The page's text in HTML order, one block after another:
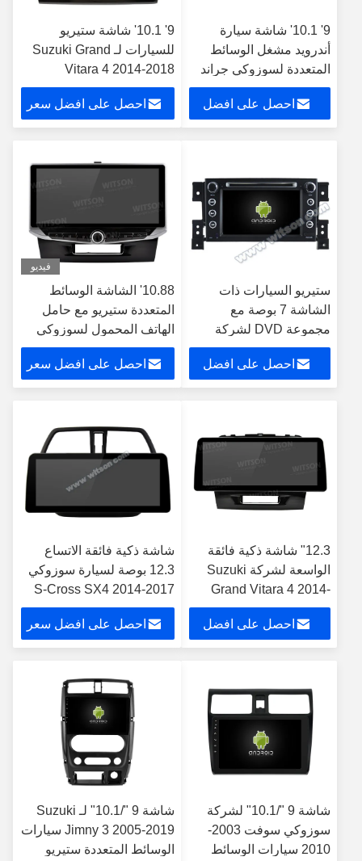
9' 10.1' شاشة سيارة
أندرويد مشغل الوسائط
المتعددة لسوزوكي جراند
فيتارا 3 2005-2015
احصل على افضل
9' 10.1' شاشة ستيريو
للسيارات لـ Suzuki Grand
Vitara 4 2014-2018
احصل على افضل سعر
ستيريو السيارات ذات
الشاشة 7 بوصة مع
مجموعة DVD لشركة
Suzuki Grand Vitara 3
2005-2015احصل على افضل
فيديو
10.88' الشاشة الوسائط
المتعددة ستيريو مع حامل
الهاتف المحمول لسوزوكي
جراند فيتارا 4 2014-2018
GPS Car Play Player
Multimed
احصل على افضل سعر
12.3" شاشة ذكية فائقة
الواسعة لشركة Suzuki
Grand Vitara 4 2014-
2018 مشغل ستيريو
للسياراتاحصل على افضل
شاشة ذكية فائقة الاتساع
12.3 بوصة لسيارة سوزوكي
S-Cross SX4 2014-2017
2014 مشغل إستريو للسيارة
احصل على افضل سعر
شاشة 9 "/10.1" لشركة
سوزوكي سوفت 2003-
2010 سيارات الوسائط
شاشة 9 "/10.1" لـ Suzuki
Jimny 3 2005-2019 سيارات
الوسائط المتعددة ستيريو